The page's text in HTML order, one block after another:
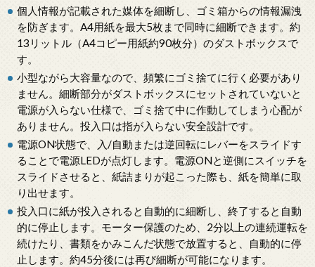
個人情報が記載された媒体を細断し、ゴミ箱からの情報漏洩
を防ぎます。A4用紙を最大5枚まで同時に細断できます。約
13リットル（A4コピー用紙約90枚分）のダストボックスで
す。
小型ながら大容量なので、頻繁にゴミ捨てに行く必要があり
ません。細断部分がダストボックスにセットされていないと
電源が入らない仕様で、ゴミ捨て中に作動してしまう心配が
ありません。投入口は指が入らない安全設計です。
電源ON状態で、入/自動または逆回転にレバーをスライドす
ることで電源LEDが点灯します。電源ONと逆側にスイッチを
スライドさせると、紙詰まりが起こった際も、紙を簡単に取
り出せます。
投入口に紙が投入されると自動的に細断し、終了すると自動
的に停止します。モーター保護のため、2分以上の連続運転を
続けたり、書類をかみこんだ状態で放置すると、自動的に停
止します。約45分後には再び細断が可能になります。